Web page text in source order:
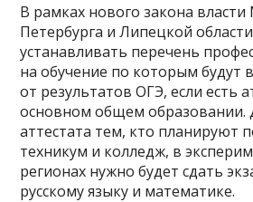
В рамках нового закона
Петербурга и Липецкой
устанавливать перечень
на обучение по которым будут
от результатов ОГЭ, если есть
основном общем образовании.
аттестата тем, кто планируют
техникум и колледж, в
регионах нужно будет сдать
русскому языку и математике.